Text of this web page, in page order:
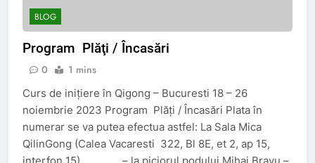
BLOG
Program Plăţi / Încasări
0 1 mins
Curs de iniţiere în Qigong – Bucuresti 18 – 26
noiembrie 2023 Program Plăţi / Încasări Plata în
numerar se va putea efectua astfel: La Sala Mica
QilinGong (Calea Vacaresti 322, Bl 8E, et 2, ap 15,